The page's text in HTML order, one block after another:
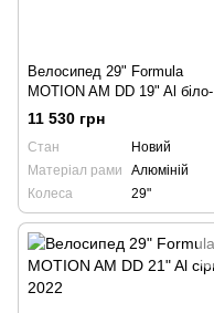
Велосипед 29" Formula
MOTION AM DD 19" Al біло-
червоний 2022
11 530 грн
Стан
Новий
Матеріал рами
Алюміній
Колеса
29"